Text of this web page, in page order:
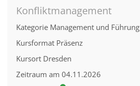
Konfliktmanagement
Kategorie Management und Führung
Kursformat Präsenz
Kursort Dresden
Zeitraum am 04.11.2026